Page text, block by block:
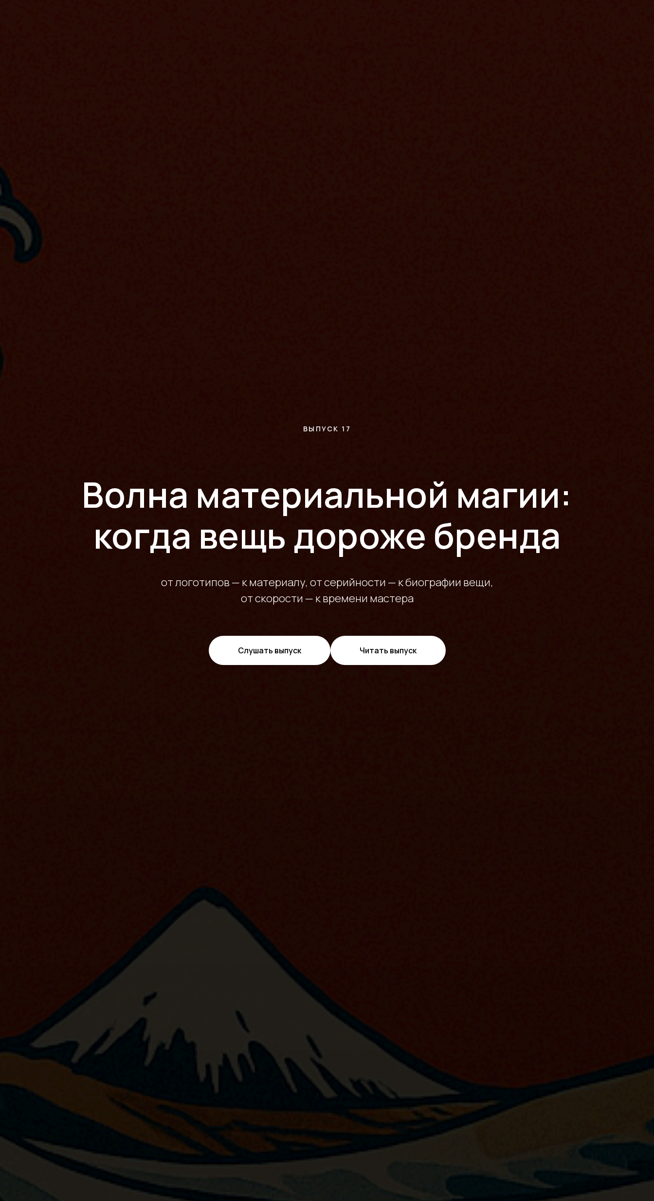
ВЫПУСК 17
Волна материальной магии:
когда вещь дороже бренда
от логотипов — к материалу, от серийности — к биографии вещи,
от скорости — к времени мастера
Слушать выпуск Читать выпуск